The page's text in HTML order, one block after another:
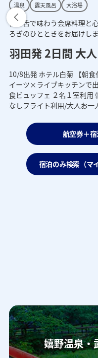
温泉 露天風呂 大浴場
目と舌で味わう会席料理と
ろぎのひとときをお届けしま
羽田発 2日間 大
10/8出発 ホテル白菊 【朝
イーツ×ライブキッチンで
食ビュッフェ ２名１室利用
なしフライト利用/大人お一
航空券＋
宿泊のみ検索（マ
嬉野温泉・